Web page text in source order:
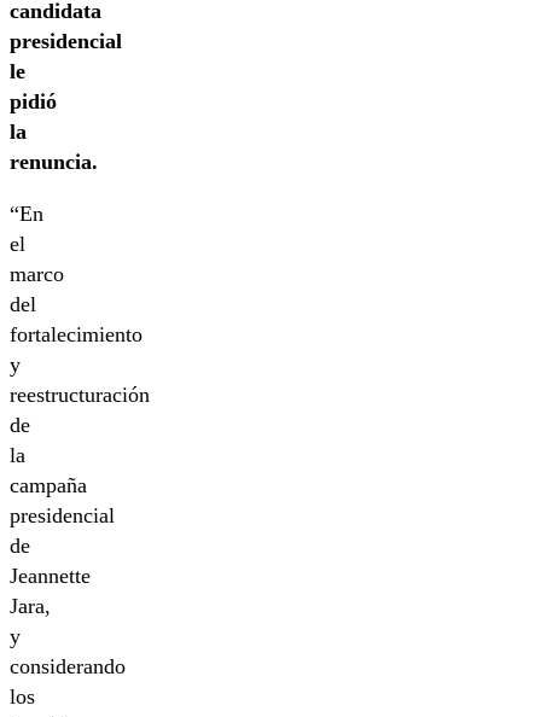
candidata
presidencial
le
pidió
la
renuncia.
“En
el
marco
del
fortalecimiento
y
reestructuración
de
la
campaña
presidencial
de
Jeannette
Jara,
y
considerando
los